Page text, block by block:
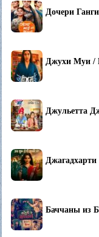
Дочери
Джухи Муи /
Джульетта
Джагадхарти
Баччаны из